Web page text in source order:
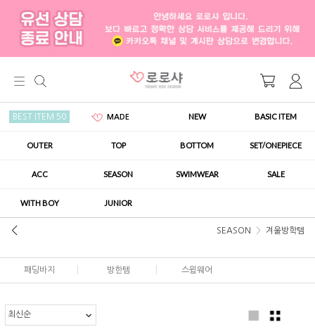
BEST ITEM 50 MADE NEW BASIC ITEM
OUTER TOP BOTTOM SET/ONEPIECE
ACC SEASON SWIMWEAR SALE
WITH BOY JUNIOR
SEASON 겨울방학템
패딩바지 방한템 스윔웨어